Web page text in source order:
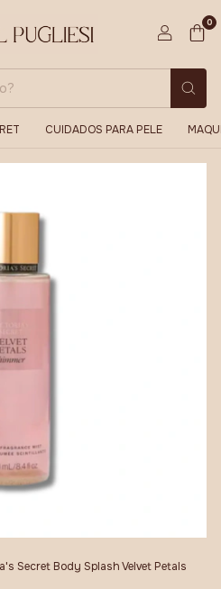
0
CUIDADOS PARA PELE
Secret Body Splash Velvet Petals